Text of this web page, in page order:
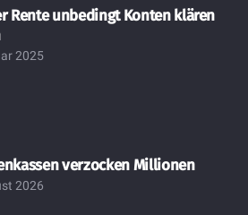
Rente unbedingt Konten klären
2025
verzocken Millionen
2026